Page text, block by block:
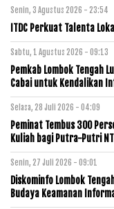
Senin, 3 Agustus 2026 - 23:54
ITDC Perkuat Talenta
Sabtu, 1 Agustus 2026 - 09:13
Pemkab Lombok Tengah
Cabai untuk Kendalikan
Selasa, 28 Juli 2026 - 04:09
Peminat Tembus 300
Kuliah bagi Putra-Putri
Senin, 27 Juli 2026 - 09:01
Diskominfo Lombok
Budaya Keamanan